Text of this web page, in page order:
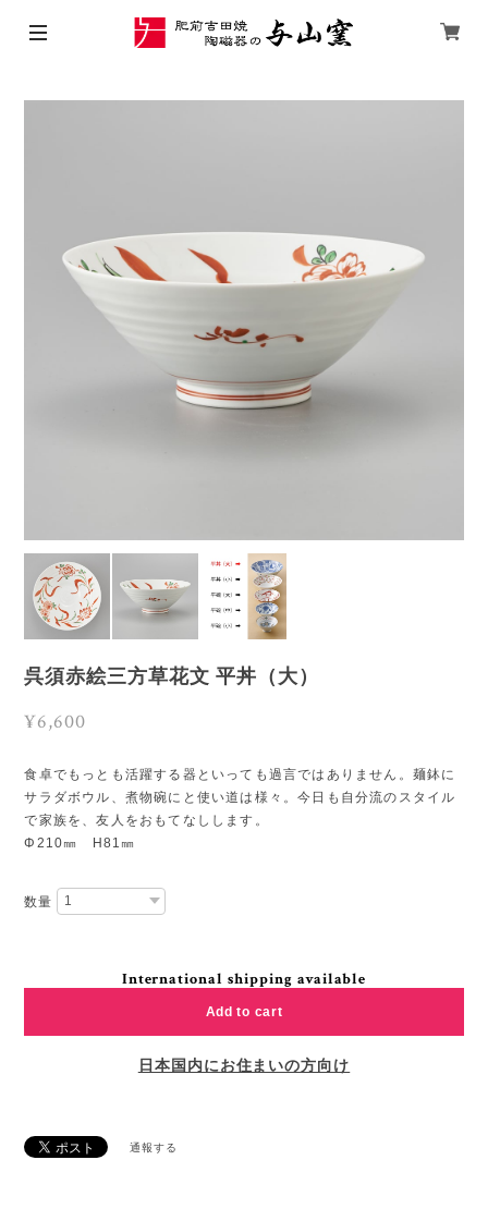
呉須赤絵三方草花文 平丼（大）
¥6,600
食卓でもっとも活躍する器といっても過言ではありません。麺鉢に
サラダボウル、煮物碗にと使い道は様々。今日も自分流のスタイル
で家族を、友人をおもてなしします。
Φ210㎜ H81㎜
数量
International shipping available
Add to cart
日本国内にお住まいの方向け
通報する